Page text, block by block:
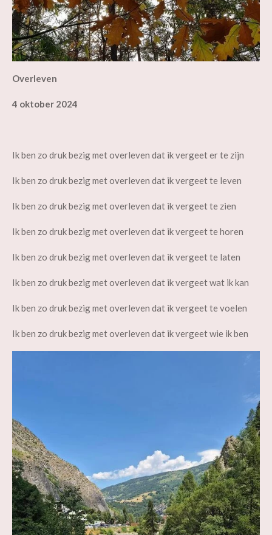
Overleven
4 oktober 2024
Ik ben zo druk bezig met overleven dat ik vergeet er te zijn
Ik ben zo druk bezig met overleven dat ik vergeet te leven
Ikben zo druk bezig met overleven dat ik vergeet te zien
Ik ben zo druk bezig met overleven dat ik vergeet te horen
Ik ben zo druk bezig met overleven dat ik vergeet te laten
Ik ben zo druk bezig met overleven dat ik vergeet wat ik kan
Ik ben zo druk bezig met overleven dat ik vergeet te voelen
Ik ben zo druk bezig met overleven dat ik vergeet wie ik ben